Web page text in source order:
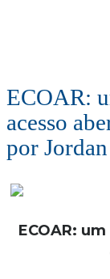
ECOAR:
acesso
por
ECOAR: